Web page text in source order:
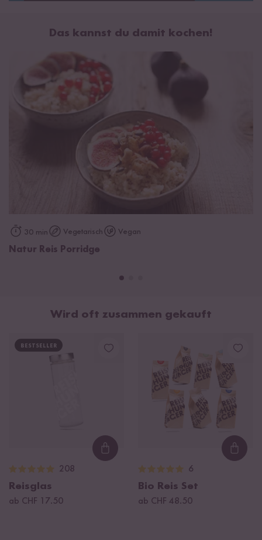
Das kannst du damit kochen!
30 min Vegetarisch Vegan
Natur Reis Porridge
Wird oft zusammen gekauft
BESTSELLER
Loading...
208
Reisglas
ab CHF 17.50
6
Bio Reis Set
ab CHF 48.50